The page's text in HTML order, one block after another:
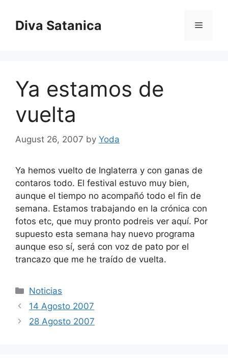
contentDiva Satanica Menu
Ya estamos de
vuelta
August 26, 2007 by Yoda
Ya hemos vuelto de Inglaterra y con ganas de
contaros todo. El festival estuvo muy bien,
aunque el tiempo no acompañó todo el fin de
semana. Estamos trabajando en la crónica con
fotos etc, que muy pronto podreis ver aquí. Por
supuesto esta semana hay nuevo programa
aunque eso sí, será con voz de pato por el
trancazo que me he traído de vuelta.
Categories
Noticias
14 Agosto 2007
28 Agosto 2007